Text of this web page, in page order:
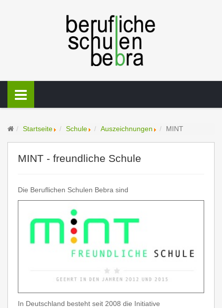
Startseite Schule Auszeichnungen MINT
MINT - freundliche Schule
Die Beruflichen Schulen Bebra sind
In Deutschland besteht seit 2008 die Initiative